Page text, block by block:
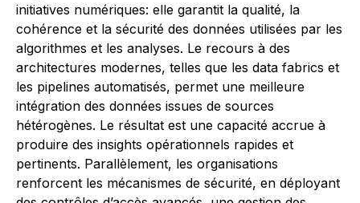
initiatives numériques: elle garantit la qualité, la
cohérence et la sécurité des données utilisées par les
algorithmes et les analyses. Le recours à des
architectures modernes, telles que les data fabrics et
les pipelines automatisés, permet une meilleure
intégration des données issues de sources
hétérogènes. Le résultat est une capacité accrue à
produire des insights opérationnels rapides et
pertinents. Parallèlement, les organisations
renforcent les mécanismes de sécurité, en déployant